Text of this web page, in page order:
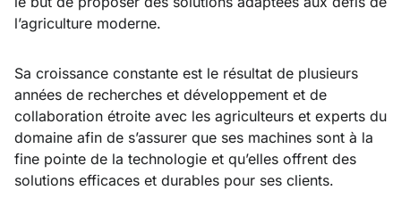
l’agriculture moderne.
Sa croissance constante est le résultat de plusieurs
années de recherches et développement et de
collaboration étroite avec les agriculteurs et experts du
domaine afin de s’assurer que ses machines sont à la
fine pointe de la technologie et qu’elles offrent des
solutions efficaces et durables pour ses clients.